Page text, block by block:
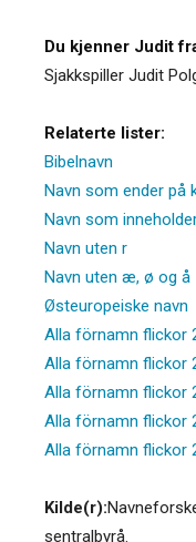
Du kjenner Judit
Sjakkspiller Judit
Relaterte lister:
Bibelnavn
Navn som ender på
Navn som
Navn uten r
Navn uten æ, ø og å
Østeuropeiske navn
Alla förnamn flickor
Alla förnamn flickor
Alla förnamn flickor
Alla förnamn flickor
Alla förnamn flickor
Kilde(r):
sentralbyrå.